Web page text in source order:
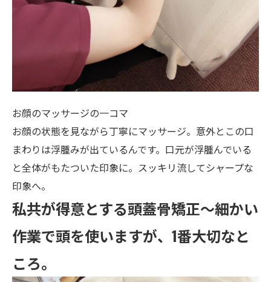
お顔のマッサージの一コマ
お顔の状態を見ながら丁寧にマッサージ。意外とこの口
まわりは浮腫みが出ているんです。口元が浮腫んでいる
と全体がもたついた印象に。スッキリ流してシャープな
印象へ。
私共が得意とする頭蓋骨矯正〜細かい
作業で頭を使いますが、1番大切なと
ころ。